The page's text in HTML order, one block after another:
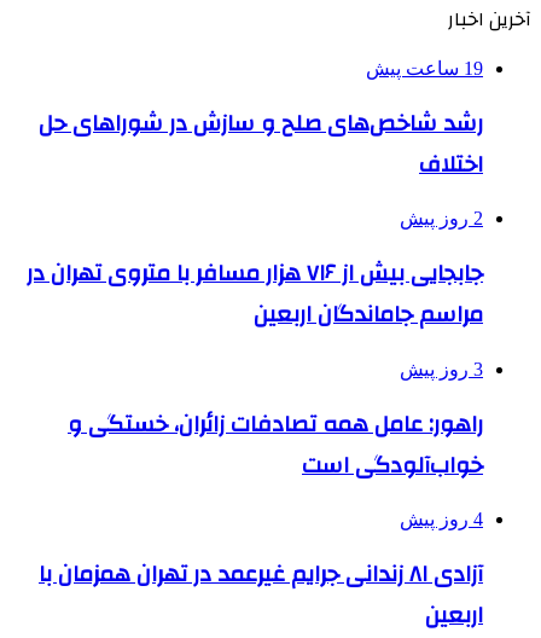
آخرین اخبار
19 ساعت پیش
رشد شاخص‌های صلح و سازش در شوراهای حل
اختلاف
2 روز پیش
جابجایی بیش از ۷۱۶ هزار مسافر با متروی تهران در
مراسم جاماندگان اربعین
3 روز پیش
راهور: عامل همه تصادفات زائران، خستگی و
خواب‌آلودگی است
4 روز پیش
آزادی ۸۱ زندانی جرایم غیرعمد در تهران همزمان با
اربعین